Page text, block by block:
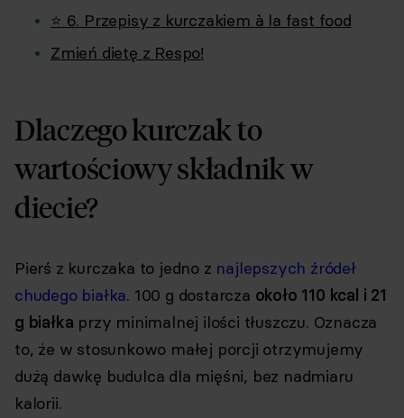
⭐ 6. Przepisy z kurczakiem à la fast food
Zmień dietę z Respo!
Dlaczego kurczak to
wartościowy składnik w
diecie?
Pierś z kurczaka to jedno z najlepszych źródeł
chudego białka. 100 g dostarcza około 110 kcal i 21
g białka przy minimalnej ilości tłuszczu. Oznacza
to, że w stosunkowo małej porcji otrzymujemy
dużą dawkę budulca dla mięśni, bez nadmiaru
kalorii.